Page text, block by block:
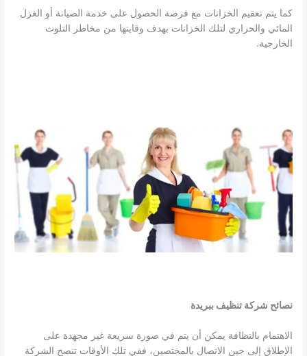
كما يتم تعقيم الخزانات مع فرصة الحصول على خدمة الصيانة أو العزل
المائي والحراري لتلك الخزانات بهدف وقايتها من مخاطر التلوث
الخارجية.
نصائح شركةتنظيف ببريدة
الاهتمام بالنظافة يمكن أن يتم في صورة سريعة غير مجهدة على
الإطلاق إلى حين الاتصال بالمختصين، ففي تلك الأوقات تنصح الشركة